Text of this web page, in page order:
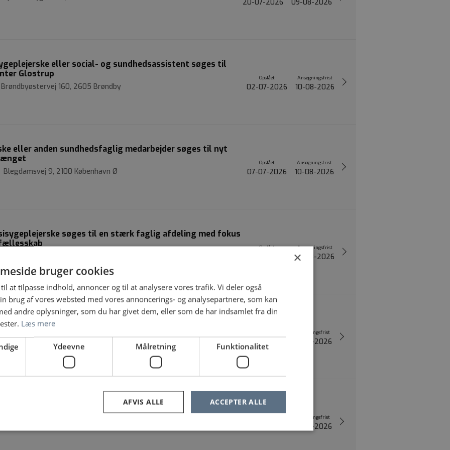
20-07-2026 09-08-2026
eller social- og sundhedsassistent søges til
Glostrup
160, 2605 Brøndby
Opslået
02-07-2026
Ansøgningsfrist
10-08-2026
eller anden sundhedsfaglig medarbejder søges til nyt
9, 2100 København Ø
Opslået
07-07-2026
Ansøgningsfrist
10-08-2026
søges til en stærk faglig afdeling med fokus
Opslået Ansøgningsfrist
10-08-2026
for Intensiv specialuddannelse
9, 2100 København Ø
09-07-2026
Ansøgningsfrist
10-08-2026
Behandling, afsnit 4005 – Rigshospitalet
Ansøgningsfrist
10-08-2026
×
bruger cookies
at tilpasse indhold, annoncer og til at analysere vores trafik. Vi deler også
brug af vores websted med vores annoncerings- og analysepartnere, som kan
andre oplysninger, som du har givet dem, eller som de har indsamlet fra din
Læs mere
Ydeevne Målretning Funktionalitet
ACCEPTER ALLE
AFVIS ALLE